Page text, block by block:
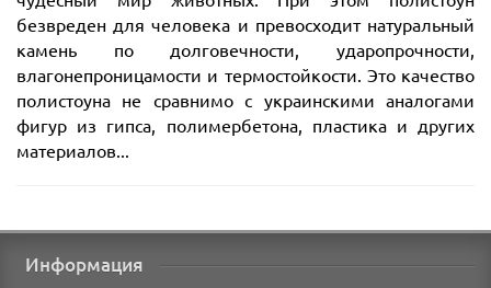
безвреден для человека и превосходит натуральный
камень по долговечности, ударопрочности,
влагонепроницамости и термостойкости. Это качество
полистоуна не сравнимо с украинскими аналогами
фигур из гипса, полимербетона, пластика и других
материалов...
Информация